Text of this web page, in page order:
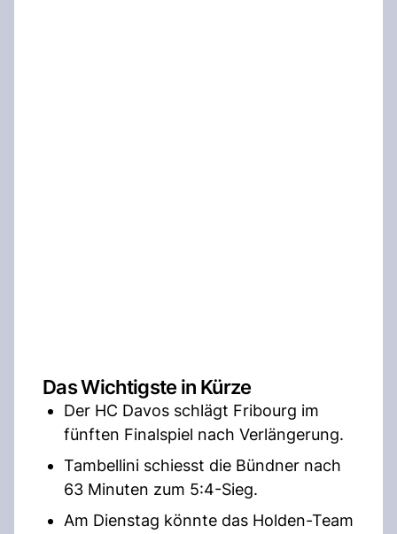
Das Wichtigste in Kürze
Der HC Davos schlägt Fribourg im
fünften Finalspiel nach Verlängerung.
Tambellini schiesst die Bündner nach
63 Minuten zum 5:4-Sieg.
Am Dienstag könnte das Holden-Team